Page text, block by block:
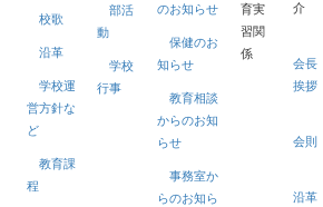
校歌
沿革
学校運
営方針な
ど
教育課
程
部活
動
学校
行事
のお知らせ
保健のお
知らせ
教育相談
からのお知
らせ
事務室か
らのお知ら
育実
習関
係
介
会長
挨拶
会則
沿革